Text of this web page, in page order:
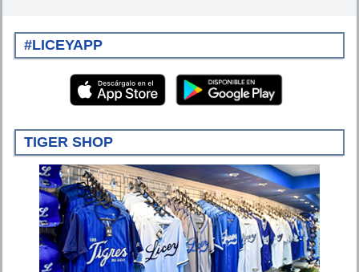
#LICEYAPP
TIGER SHOP